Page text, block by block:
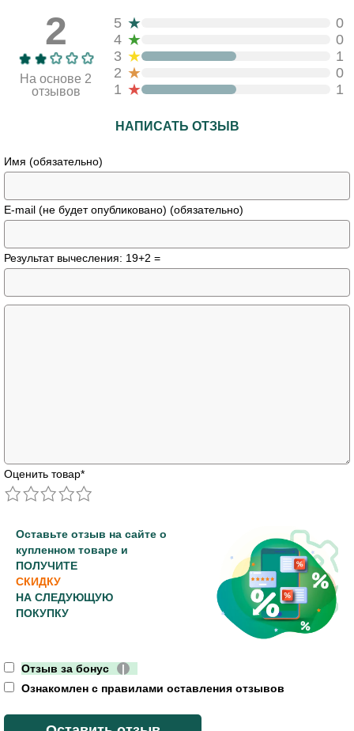
2
На основе 2
отзывов
5 ★
0
4 ★
0
3 ★
1
2 ★
0
1 ★ 1
НАПИСАТЬ ОТЗЫВ
Имя (обязательно)
E-mail (не будет опубликовано) (обязательно)
Результат вычесления: 19+2 =
Оценить товар*
Оставьте отзыв на сайте о
купленном товаре и
ПОЛУЧИТЕ
СКИДКУ
НА СЛЕДУЮЩУЮ
ПОКУПКУ
Отзыв за бонус
|
Ознакомлен с правилами оставления отзывов